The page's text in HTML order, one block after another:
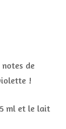
de
!
ml et le lait